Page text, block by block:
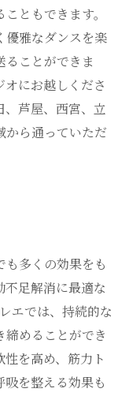
ともできます。
優雅なダンスを楽
ることができま
にお越しくださ
芦屋、西宮、立
から通っていただ
多くの効果をも
足解消に最適な
エでは、持続的な
めることができ
を高め、筋力ト
を整える効果も